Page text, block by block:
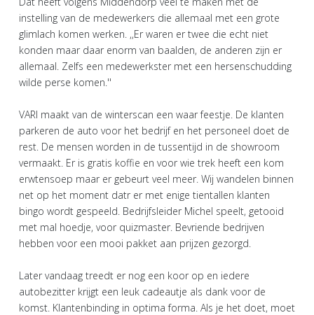
instelling van de medewerkers die allemaal met een grote
glimlach komen werken. ,,Er waren er twee die echt niet
konden maar daar enorm van baalden, de anderen zijn er
allemaal. Zelfs een medewerkster met een hersenschudding
wilde perse komen.''
VARI maakt van de winterscan een waar feestje. De klanten
parkeren de auto voor het bedrijf en het personeel doet de
rest. De mensen worden in de tussentijd in de showroom
vermaakt. Er is gratis koffie en voor wie trek heeft een kom
erwtensoep maar er gebeurt veel meer. Wij wandelen binnen
net op het moment datr er met enige tientallen klanten
bingo wordt gespeeld. Bedrijfsleider Michel speelt, getooid
met mal hoedje, voor quizmaster. Bevriende bedrijven
hebben voor een mooi pakket aan prijzen gezorgd.
Later vandaag treedt er nog een koor op en iedere
autobezitter krijgt een leuk cadeautje als dank voor de
komst. Klantenbinding in optima forma. Als je het doet, moet